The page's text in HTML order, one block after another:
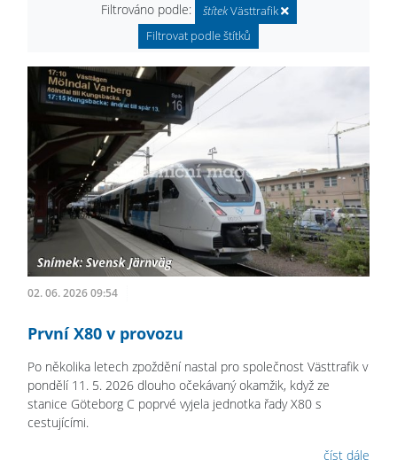
Filtrováno podle:
štítekVästtrafik
Filtrovat podle štítků
02. 06. 2026 09:54
První X80 v provozu
Po několika letech zpoždění nastal pro společnost Västtrafik v
pondělí 11. 5. 2026 dlouho očekávaný okamžik, když ze
stanice Göteborg C poprvé vyjela jednotka řady X80 s
cestujícími.
číst dále